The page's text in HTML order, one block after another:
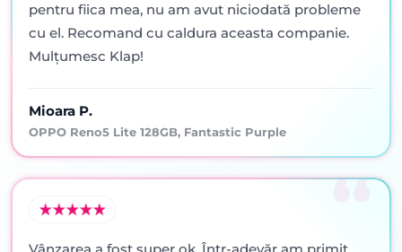
pentru fiica mea, nu am avut niciodată probleme
cu el. Recomand cu caldura aceasta companie.
Mulțumesc Klap!
Mioara P.
OPPO Reno5 Lite 128GB, Fantastic Purple